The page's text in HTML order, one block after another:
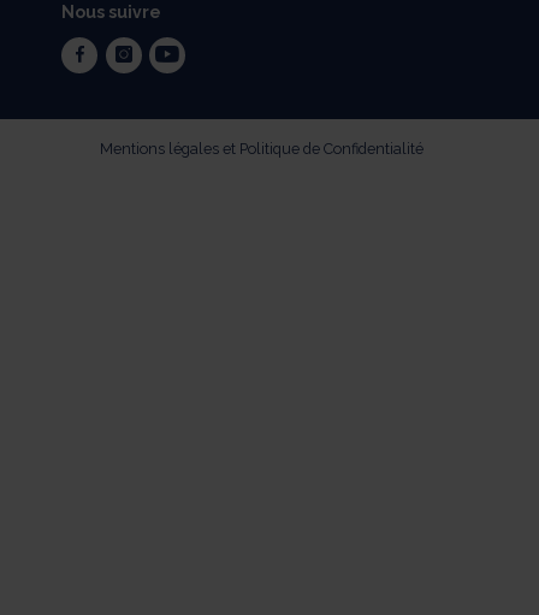
Nous suivre
facebookinstagram
youtube
Mentions légales et Politique de Confidentialité